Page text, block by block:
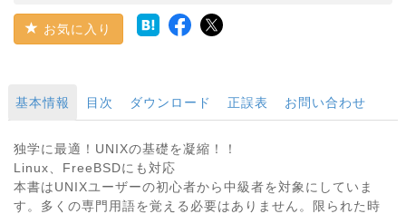
お気に入り
基本情報 目次 ダウンロード 正誤表 お問い合わせ
独学に最適！UNIXの基礎を凝縮！！
Linux、FreeBSDにも対応
本書はUNIXユーザーの初心者から中級者を対象にしていま
す。多くの専門用語を覚える必要はありません。限られた時